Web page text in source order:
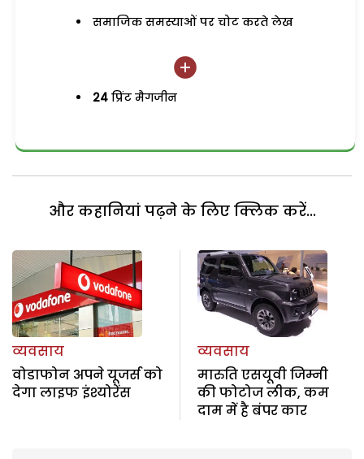
समाजिक समस्याओं पर चोट करते लेख
24 प्रिंट मैगजीन
और कहानियां पढ़ने के लिए क्लिक करें...
व्यवसाय
वोडाफोन अपने यूजर्स को
देगा लाइफ इंश्योरेंस
व्यवसाय
मारुति एसयूवी जिम्नी
की फोटोज लीक, कम
दाम में है बंपर कार